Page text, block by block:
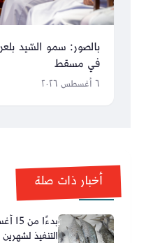
بالصور: سمو السّيد
في مسقط
٦ أغسطس ٢٠٢٦
أخبار ذات صلة
التنفيذ لشهرين